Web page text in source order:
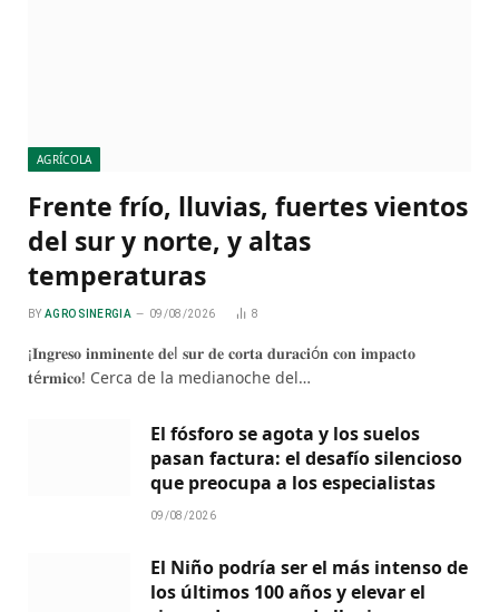
AGRÍCOLA
Frente frío, lluvias, fuertes vientos
del sur y norte, y altas
temperaturas
BY AGRO SINERGIA 09/08/2026 8
¡𝐈𝐧𝐠𝐫𝐞𝐬𝐨 𝐢𝐧𝐦𝐢𝐧𝐞𝐧𝐭𝐞 𝐝𝐞l 𝐬𝐮𝐫 𝐝𝐞 𝐜𝐨𝐫𝐭𝐚 𝐝𝐮𝐫𝐚𝐜𝐢ó𝐧 𝐜𝐨𝐧 𝐢𝐦𝐩𝐚𝐜𝐭𝐨
𝐭é𝐫𝐦𝐢𝐜𝐨! Cerca de la medianoche del…
El fósforo se agota y los suelos
pasan factura: el desafío silencioso
que preocupa a los especialistas
09/08/2026
El Niño podría ser el más intenso de
los últimos 100 años y elevar el